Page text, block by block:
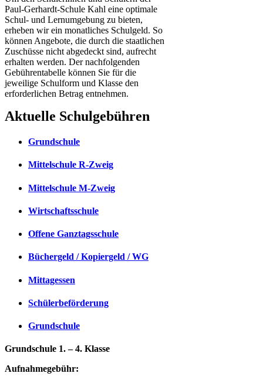
Paul-Gerhardt-Schule Kahl eine optimale
Schul- und Lernumgebung zu bieten,
erheben wir ein monatliches Schulgeld. So
können Angebote, die durch die staatlichen
Zuschüsse nicht abgedeckt sind, aufrecht
erhalten werden. Der nachfolgenden
Gebührentabelle können Sie für die
jeweilige Schulform und Klasse den
erforderlichen Betrag entnehmen.
Aktuelle Schulgebühren
Grundschule
Mittelschule R-Zweig
Mittelschule M-Zweig
Wirtschaftsschule
Offene Ganztagsschule
Büchergeld / Kopiergeld / WG
Mittagessen
Schülerbeförderung
Grundschule
Grundschule 1. – 4. Klasse
Aufnahmegebühr: